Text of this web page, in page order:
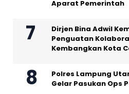
Aparat Pemerintah
Dirjen Bina Adwil
Penguatan
Kembangkan Kota
Polres Lampung
Gelar Pasukan Ops